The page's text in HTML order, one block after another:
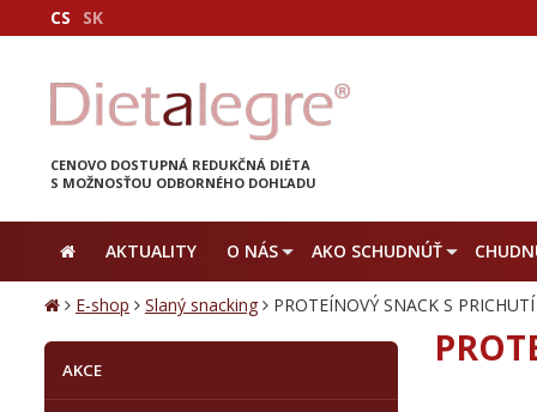
CS SK
CENOVO DOSTUPNÁ REDUKČNÁ DIÉTA
S MOŽNOSŤOU ODBORNÉHO DOHĽADU
AKTUALITY O NÁS AKO SCHUDNÚŤ
E-shop Slaný snacking PROTEÍNOVÝ SNACK S
AKCE